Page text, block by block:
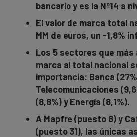
bancario y es la Nº14 a
El valor de marca total
MM de euros, un -1,8%
Los 5 sectores que más
marca al total nacional
importancia: Banca
Telecomunicaciones
(8,8%) y Energía (8,1%).
A Mapfre (puesto 8) y
(puesto 31), las únicas